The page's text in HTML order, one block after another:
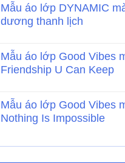
Mẫu áo lớp DYNAMIC
dương thanh lịch
Mẫu áo lớp Good Vibes
Friendship U Can Keep
Mẫu áo lớp Good Vibes
Nothing Is Impossible